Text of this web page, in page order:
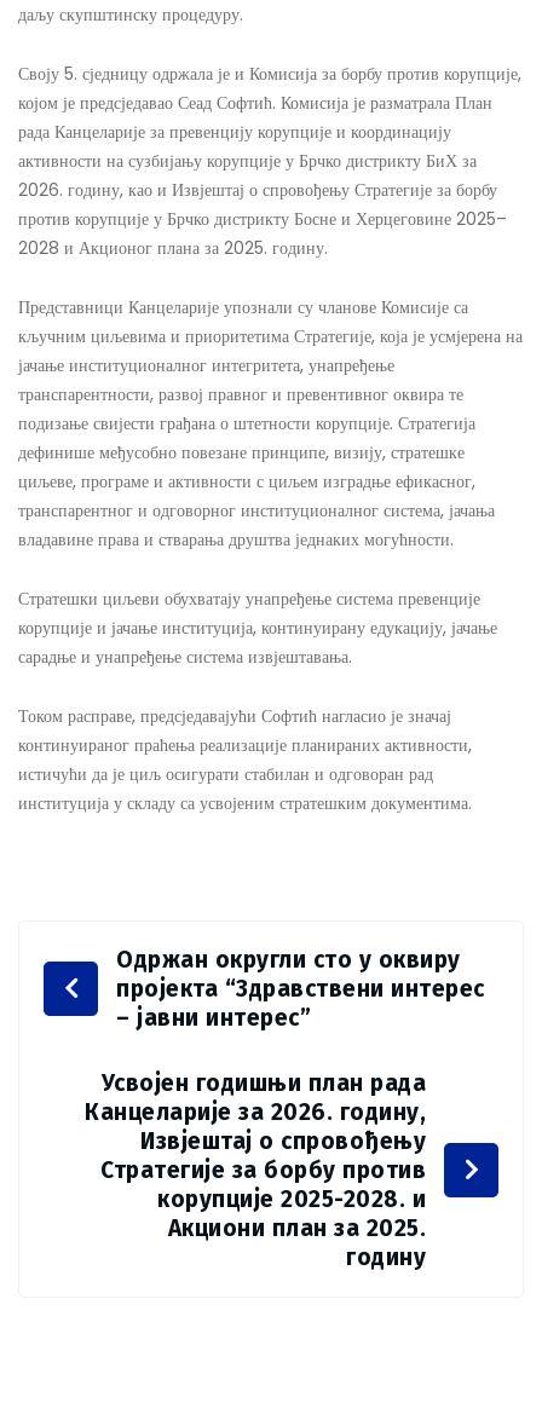
даљу скупштинску процедуру.
Своју 5. сједницу одржала је и Комисија за борбу против корупције,
којом је предсједавао Сеад Софтић. Комисија је разматрала План
рада Канцеларије за превенцију корупције и координацију
активности на сузбијању корупције у Брчко дистрикту БиХ за
2026. годину, као и Извјештај о спровођењу Стратегије за борбу
против корупције у Брчко дистрикту Босне и Херцеговине 2025–
2028 и Акционог плана за 2025. годину.
Представници Канцеларије упознали су чланове Комисије са
кључним циљевима и приоритетима Стратегије, која је усмјерена на
јачање институционалног интегритета, унапређење
транспарентности, развој правног и превентивног оквира те
подизање свијести грађана о штетности корупције. Стратегија
дефинише међусобно повезане принципе, визију, стратешке
циљеве, програме и активности с циљем изградње ефикасног,
транспарентног и одговорног институционалног система, јачања
владавине права и стварања друштва једнаких могућности.
Стратешки циљеви обухватају унапређење система превенције
корупције и јачање институција, континуирану едукацију, јачање
сарадње и унапређење система извјештавања.
Током расправе, предсједавајући Софтић нагласио је значај
континуираног праћења реализације планираних активности,
истичући да је циљ осигурати стабилан и одговоран рад
институција у складу са усвојеним стратешким документима.
Одржан округли сто у оквиру
пројекта “Здравствени интерес
– јавни интерес”
Усвојен годишњи план рада
Канцеларије за 2026. годину,
Извјештај о спровођењу
Стратегије за борбу против
корупције 2025-2028. и
Акциони план за 2025.
годину